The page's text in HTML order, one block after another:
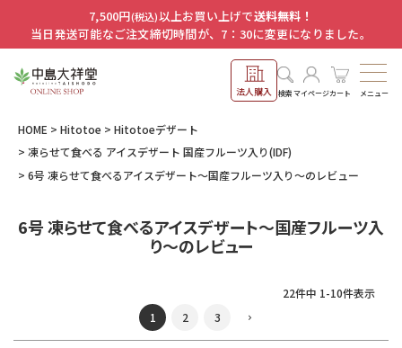
7,500円(税込)以上お買い上げで送料無料！
当日発送可能なご注文締切時間が、7：30に変更になりました。
法人購入 検索マイページカート メニュー
HOME Hitotoe
Hitotoeデザート
凍らせて食べる アイスデザート 国産フルーツ入り(IDF)
6号 凍らせて食べるアイスデザート～国産フルーツ入り～のレビュー
6号 凍らせて食べるアイスデザート～国産フルーツ入
り～のレビュー
22件中 1-10件表示
1
2 3